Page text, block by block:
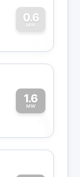
0.6
MW
0
1.6
MW
1